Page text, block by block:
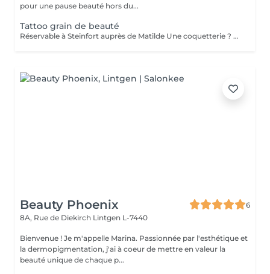
pour une pause beauté hors du...
Tattoo grain de beauté
Réservable à Steinfort auprès de Matilde Une coquetterie ? Accentuer un grain de beauté déjà existant ? Une jolie mouche à la Maryline Monroe ? Au choix... Sans douleur, pas de retouche nécessaire ( mais comprise si besoin ), longue durée dans le temps ( jusqu'à 18 mois )
Beauty Phoenix
6
8A, Rue de Diekirch Lintgen L-7440
Bienvenue ! Je m'appelle Marina. Passionnée par l'esthétique et
la dermopigmentation, j'ai à coeur de mettre en valeur la
beauté unique de chaque p...